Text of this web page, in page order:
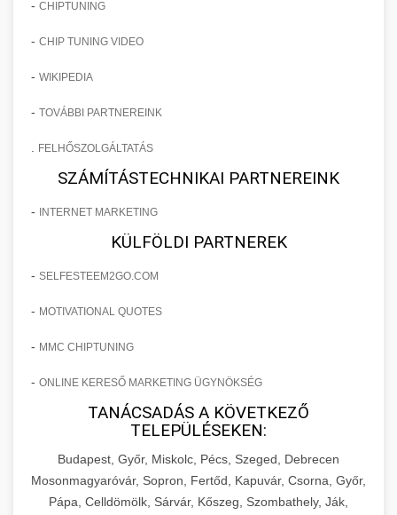
- CHIPTUNING
- CHIP TUNING VIDEO
- WIKIPEDIA
- TOVÁBBI PARTNEREINK
FELHŐSZOLGÁLTATÁS
SZÁMÍTÁSTECHNIKAI PARTNEREINK
- INTERNET MARKETING
KÜLFÖLDI PARTNEREK
- SELFESTEEM2GO.COM
- MOTIVATIONAL QUOTES
- MMC CHIPTUNING
- ONLINE KERESŐ MARKETING ÜGYNÖKSÉG
TANÁCSADÁS A KÖVETKEZŐ
TELEPÜLÉSEKEN:
Budapest, Győr, Miskolc, Pécs, Szeged, Debrecen
Mosonmagyaróvár, Sopron, Fertőd, Kapuvár, Csorna, Győr,
Pápa, Celldömölk, Sárvár, Kőszeg, Szombathely, Ják,